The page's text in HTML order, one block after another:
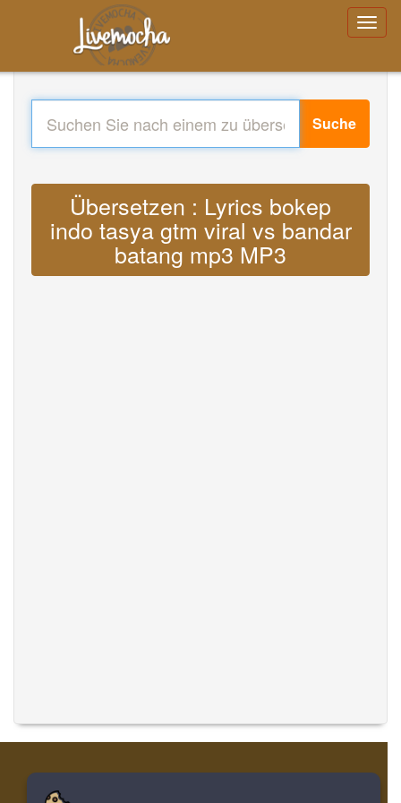
Suche
Übersetzen : Lyrics bokep
indo tasya gtm viral vs bandar
batang mp3 MP3